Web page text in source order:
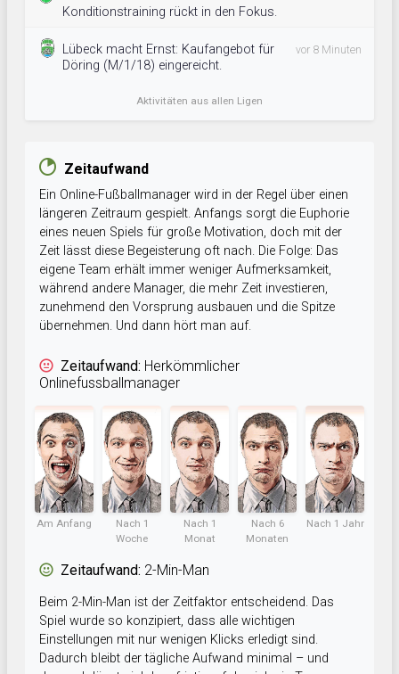
Konditionstraining rückt in den Fokus.
Lübeck macht Ernst: Kaufangebot für
Döring (M/1/18) eingereicht.
vor 8 Minuten
Aktivitäten aus allen Ligen
Zeitaufwand
Ein Online-Fußballmanager wird in der Regel über einen
längeren Zeitraum gespielt. Anfangs sorgt die Euphorie
eines neuen Spiels für große Motivation, doch mit der
Zeit lässt diese Begeisterung oft nach. Die Folge: Das
eigene Team erhält immer weniger Aufmerksamkeit,
während andere Manager, die mehr Zeit investieren,
zunehmend den Vorsprung ausbauen und die Spitze
übernehmen. Und dann hört man auf.
Zeitaufwand: Herkömmlicher
Onlinefussballmanager
Am Anfang
Nach 1
Woche
Nach 1
Monat
Nach 6
Monaten
Nach 1 Jahr
Zeitaufwand: 2-Min-Man
Beim 2-Min-Man ist der Zeitfaktor entscheidend. Das
Spiel wurde so konzipiert, dass alle wichtigen
Einstellungen mit nur wenigen Klicks erledigt sind.
Dadurch bleibt der tägliche Aufwand minimal – und